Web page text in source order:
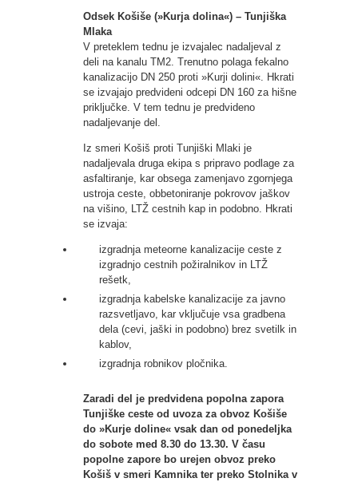
Odsek Košiše (»Kurja dolina«) – Tunjiška
Mlaka
V preteklem tednu je izvajalec nadaljeval z
deli na kanalu TM2. Trenutno polaga fekalno
kanalizacijo DN 250 proti »Kurji dolini«. Hkrati
se izvajajo predvideni odcepi DN 160 za hišne
priključke. V tem tednu je predvideno
nadaljevanje del.
Iz smeri Košiš proti Tunjiški Mlaki je
nadaljevala druga ekipa s pripravo podlage za
asfaltiranje, kar obsega zamenjavo zgornjega
ustroja ceste, obbetoniranje pokrovov jaškov
na višino, LTŽ cestnih kap in podobno. Hkrati
se izvaja:
izgradnja meteorne kanalizacije ceste z
izgradnjo cestnih požiralnikov in LTŽ
rešetk,
izgradnja kabelske kanalizacije za javno
razsvetljavo, kar vključuje vsa gradbena
dela (cevi, jaški in podobno) brez svetilk in
kablov,
izgradnja robnikov pločnika.
Zaradi del je predvidena popolna zapora
Tunjiške ceste od uvoza za obvoz Košiše
do »Kurje doline« vsak dan od ponedeljka
do sobote med 8.30 do 13.30. V času
popolne zapore bo urejen obvoz preko
Košiš v smeri Kamnika ter preko Stolnika v